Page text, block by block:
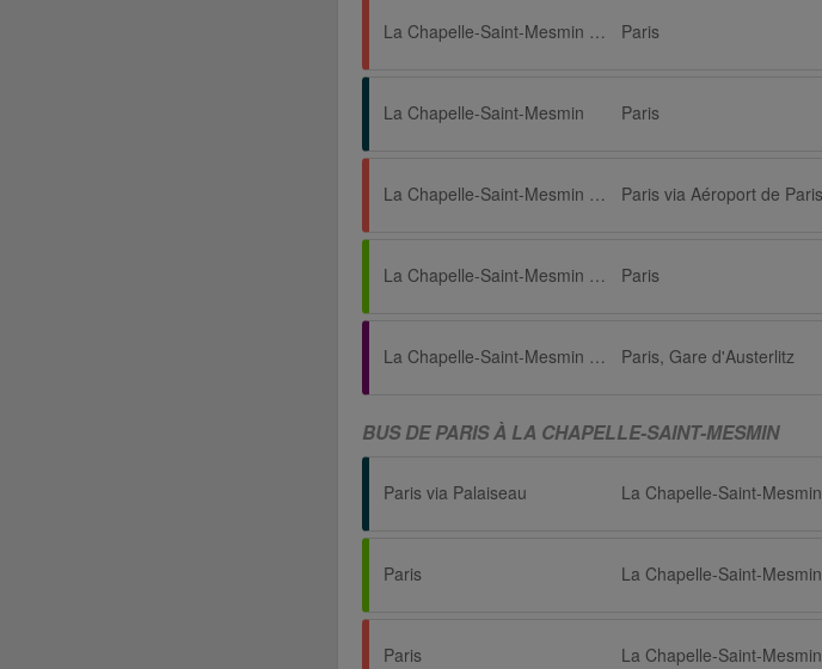
La Chapelle-Saint-Mesmin via Orléans Paris
La Chapelle-Saint-Mesmin Paris
La Chapelle-Saint-Mesmin via Orléans
La Chapelle-Saint-Mesmin via Orléans Paris
La Chapelle-Saint-Mesmin via Orléans, Gare Gare de Fleury-les-Aubrais Paris, Gare d'Austerlitz
BUS DE PARIS À LA CHAPELLE-SAINT-MESMIN
Paris via Palaiseau La Chapelle-Saint-Mesmin
Paris
Paris